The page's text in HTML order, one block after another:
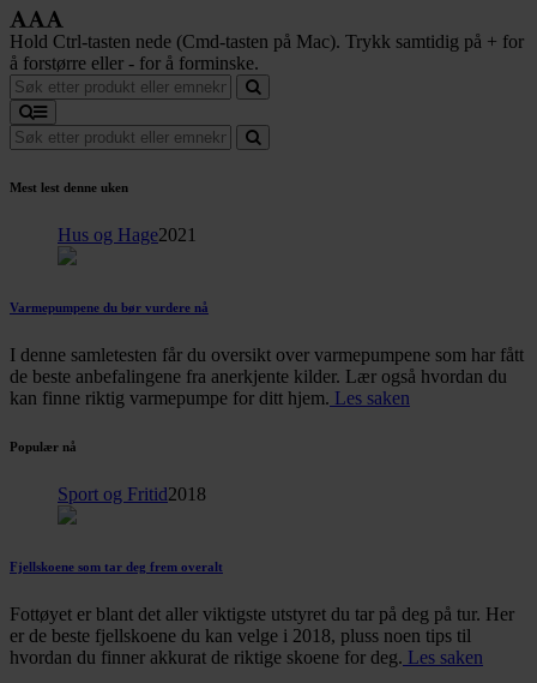
Hold Ctrl-tasten nede (Cmd-tasten på Mac). Trykk samtidig på + for
å forstørre eller - for å forminske.
Mest lest denne uken
Hus og Hage2021
Varmepumpene du bør vurdere nå
I denne samletesten får du oversikt over varmepumpene som har fått
de beste anbefalingene fra anerkjente kilder. Lær også hvordan du
kan finne riktig varmepumpe for ditt hjem. Les saken
Populær nå
Sport og Fritid2018
Fjellskoene som tar deg frem overalt
Fottøyet er blant det aller viktigste utstyret du tar på deg på tur. Her
er de beste fjellskoene du kan velge i 2018, pluss noen tips til
hvordan du finner akkurat de riktige skoene for deg. Les saken